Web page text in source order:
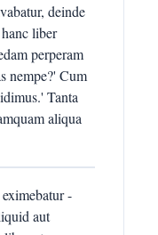
deinde
liber
perperam
nempe?' Cum
Tanta
aliqua
-
aut